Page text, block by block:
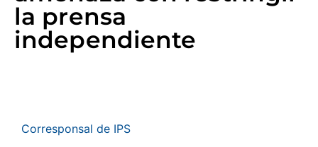
la prensa
independiente
Corresponsal de IPS